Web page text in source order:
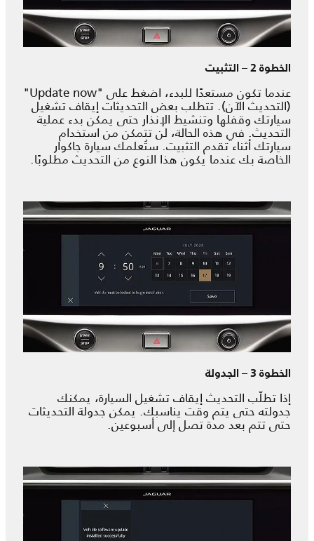
الخطوة 2 – التثبيت
عندما تكون مستعدًا للبدء، اضغط على "Update now"
(التحديث الآن). تتطلب بعض التحديثات إيقاف تشغيل
سيارتك وقفلها وتنشيط الإنذار حتى يمكن بدء عملية
التحديث. في هذه الحالة، لن تتمكن من استخدام
سيارتك أثناء تقدم التثبيت. ستُعلمك سيارة جاكوار
الخاصة بك عندما يكون هذا النوع من التحديث مطلوبًا.
الخطوة 3 – الجدولة
إذا تطلّب التحديث إيقاف تشغيل السيارة، يمكنك
جدولته حتى يتم وقت يناسبك. يمكن جدولة التحديثات
حتى تتم بعد مدة تصل إلى أسبوعين.